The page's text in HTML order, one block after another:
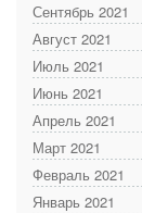
Сентябрь 2021
Август 2021
Июль 2021
Июнь 2021
Апрель 2021
Март 2021
Февраль 2021
Январь 2021